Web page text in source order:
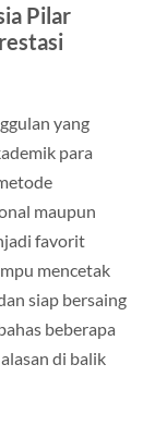
Pilar
yang
para
maupun
favorit
mencetak
siap bersaing
beberapa
di balik